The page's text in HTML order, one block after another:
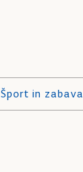
Šport in zabava